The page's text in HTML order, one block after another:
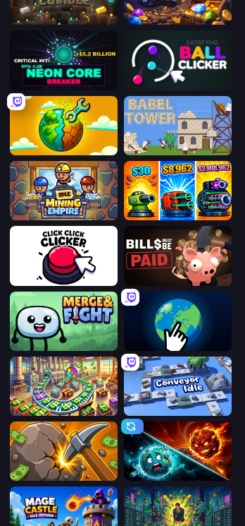
Cubidle Lucky Pick
Neon Core Breaker Satisfying Ball Clicker
Land Explorers: Merge & Build Babel Tower
Idle Mining Empire Pumpkin Defense: Merge Cannon
Click Click Clicker Bills Must Be Paid
Merge & Fight Planet Clicker 2
Money Factory: Tycoon Idle Game Conveyor Idle
Mine Clicker PlanetCrush 2